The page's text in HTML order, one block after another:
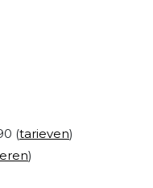
(tarieven)
)